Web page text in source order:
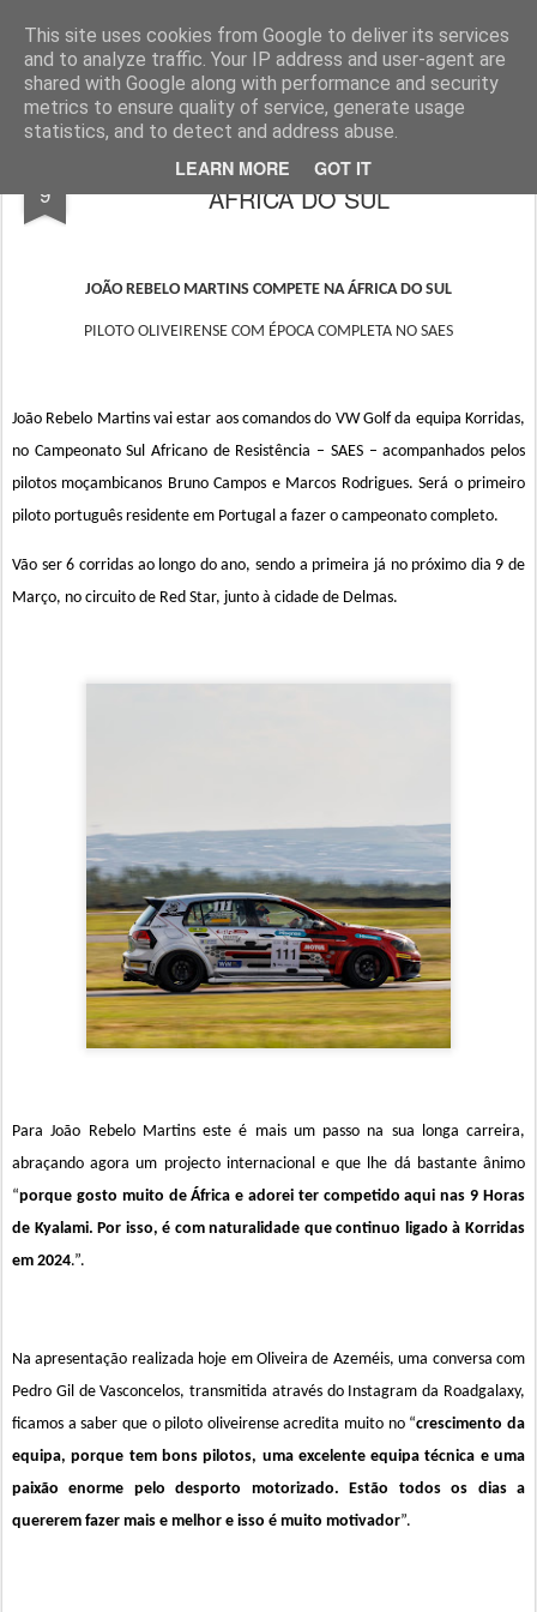
This site uses cookies from Google to deliver its services
and to analyze traffic. Your IP address and user-agent are
shared with Google along with performance and security
metrics to ensure quality of service, generate usage
statistics, and to detect and address abuse.
LEARN MORE GOT IT
ROADGALAXY - Media Center
9
JOÃO REBELO MARTINS COMPETE NA
ÁFRICA DO SUL
JOÃO REBELO MARTINS COMPETE NA ÁFRICA DO SUL
PILOTO OLIVEIRENSE COM ÉPOCA COMPLETA NO SAES
João Rebelo Martins vai estar aos comandos do VW Golf da equipa Korridas,
no Campeonato Sul Africano de Resistência – SAES – acompanhados pelos
pilotos moçambicanos Bruno Campos e Marcos Rodrigues. Será o primeiro
piloto português residente em Portugal a fazer o campeonato completo.
Vão ser 6 corridas ao longo do ano, sendo a primeira já no próximo dia 9 de
Março, no circuito de Red Star, junto à cidade de Delmas.
Para João Rebelo Martins este é mais um passo na sua longa carreira,
abraçando agora um projecto internacional e que lhe dá bastante ânimo
“porque gosto muito de África e adorei ter competido aqui nas 9 Horas
de Kyalami. Por isso, é com naturalidade que continuo ligado à Korridas
em 2024.”.
Na apresentação realizada hoje em Oliveira de Azeméis, uma conversa com
Pedro Gil de Vasconcelos, transmitida através do Instagram da Roadgalaxy,
ficamos a saber que o piloto oliveirense acredita muito no “crescimento da
equipa, porque tem bons pilotos, uma excelente equipa técnica e uma
paixão enorme pelo desporto motorizado. Estão todos os dias a
quererem fazer mais e melhor e isso é muito motivador”.